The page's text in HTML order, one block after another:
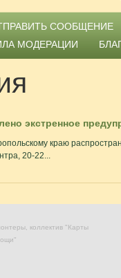
СООБЩЕНИЕ
МОДЕРАЦИИ
экстренное
краю
20-22...
коллектив "Карты